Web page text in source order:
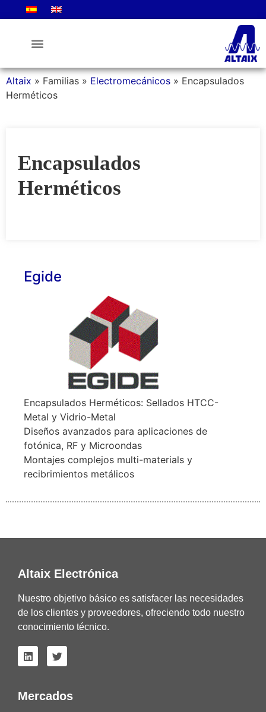
Altaix » Familias » Electromecánicos » Encapsulados
Herméticos
Encapsulados
Herméticos
Egide
Encapsulados Herméticos: Sellados HTCC-
Metal y Vidrio-Metal
Diseños avanzados para aplicaciones de
fotónica, RF y Microondas
Montajes complejos multi-materials y
recibrimientos metálicos
Altaix Electrónica
Nuestro objetivo básico es satisfacer las necesidades
de los clientes y proveedores, ofreciendo todo nuestro
conocimiento técnico.
Mercados